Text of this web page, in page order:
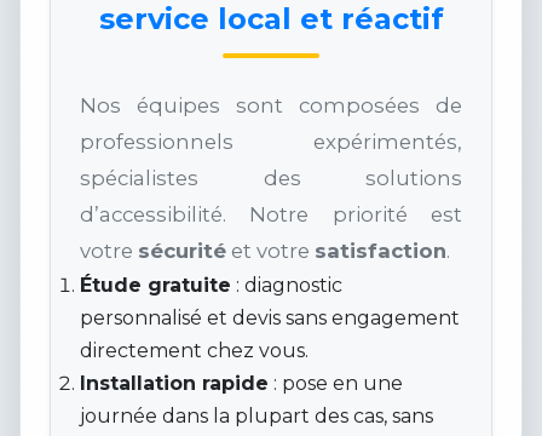
service local et réactif
Nos équipes sont composées de
professionnels expérimentés,
spécialistes des solutions
d’accessibilité. Notre priorité est
votre sécurité et votre satisfaction.
Étude gratuite : diagnostic
personnalisé et devis sans engagement
directement chez vous.
Installation rapide : pose en une
journée dans la plupart des cas, sans